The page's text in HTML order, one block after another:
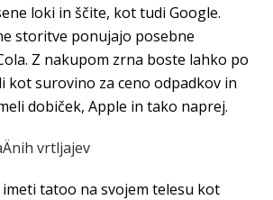
loki in ščite, kot tudi Google.
storitve ponujajo posebne
Z nakupom zrna boste lahko po
kot surovino za ceno odpadkov in
dobiček, Apple in tako naprej.
vrtljajev
tatoo na svojem telesu kot